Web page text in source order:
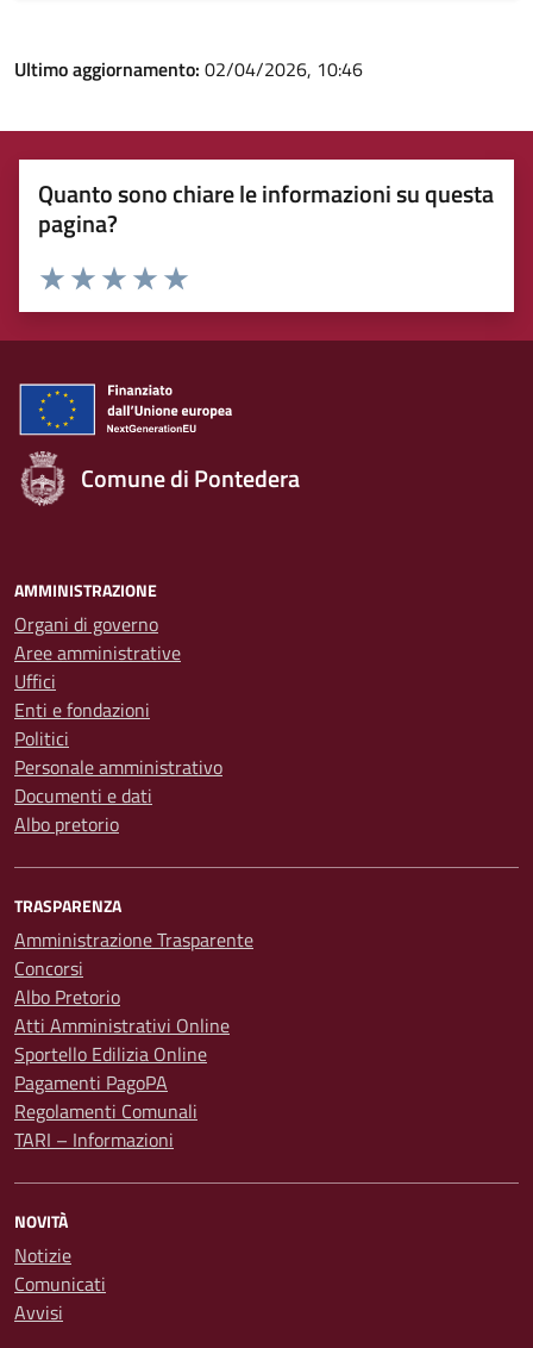
Ultimo aggiornamento: 02/04/2026, 10:46
Quanto sono chiare le informazioni su questa
pagina?
Rating:
Valuta 5 stelle su 5
Valuta 4 stelle su 5
Valuta 3 stelle su 5
Valuta 2 stelle su 5
Valuta 1 stelle su 5
Comune di Pontedera
AMMINISTRAZIONE
Organi di governo
Aree amministrative
Uffici
Enti e fondazioni
Politici
Personale amministrativo
Documenti e dati
Albo pretorio
TRASPARENZA
Amministrazione Trasparente
Concorsi
Albo Pretorio
Atti Amministrativi Online
Sportello Edilizia Online
Pagamenti PagoPA
Regolamenti Comunali
TARI – Informazioni
NOVITÀ
Notizie
Comunicati
Avvisi